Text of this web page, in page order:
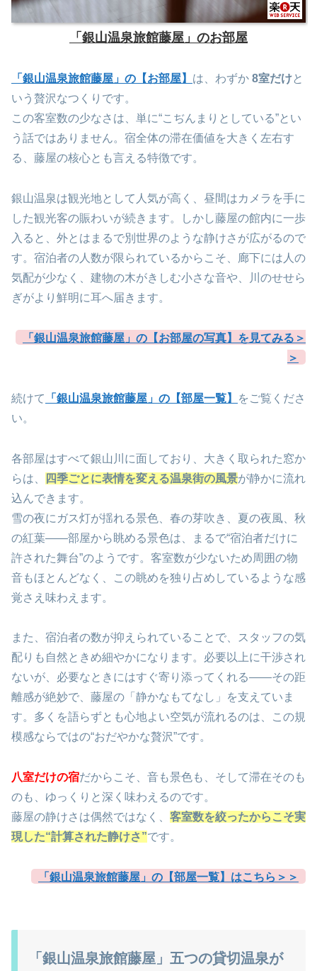
「銀山温泉旅館藤屋」のお部屋
「銀山温泉旅館藤屋」の【お部屋】 は、わずか 8室だけと
いう贅沢なつくりです。
この客室数の少なさは、単に“こぢんまりとしている”とい
う話ではありません。宿全体の滞在価値を大きく左右す
る、藤屋の核心とも言える特徴です。
銀山温泉は観光地として人気が高く、昼間はカメラを手に
した観光客の賑わいが続きます。しかし藤屋の館内に一歩
入ると、外とはまるで別世界のような静けさが広がるので
す。宿泊者の人数が限られているからこそ、廊下には人の
気配が少なく、建物の木がきしむ小さな音や、川のせせら
ぎがより鮮明に耳へ届きます。
「銀山温泉旅館藤屋」の【お部屋の写真】を見てみる＞
＞
続けて 「銀山温泉旅館藤屋」の【部屋一覧】
をご覧くださ
い。
各部屋はすべて銀山川に面しており、大きく取られた窓か
らは、
四季ごとに表情を変える温泉街の風景が静かに流れ
込んできます。
雪の夜にガス灯が揺れる景色、春の芽吹き、夏の夜風、秋
の紅葉――部屋から眺める景色は、まるで“宿泊者だけに
許された舞台”のようです。客室数が少ないため周囲の物
音もほとんどなく、この眺めを独り占めしているような感
覚さえ味わえます。
また、宿泊者の数が抑えられていることで、スタッフの気
配りも自然ときめ細やかになります。必要以上に干渉され
ないが、必要なときにはすぐ寄り添ってくれる――その距
離感が絶妙で、藤屋の「静かなもてなし」を支えていま
す。多くを語らずとも心地よい空気が流れるのは、この規
模感ならではの“おだやかな贅沢”です。
八室だけの宿だからこそ、音も景色も、そして滞在そのも
のも、ゆっくりと深く味わえるのです。
藤屋の静けさは偶然ではなく、 客室数を絞ったからこそ実
現した“計算された静けさ”です。
「銀山温泉旅館藤屋」の【部屋一覧】はこちら＞＞
「銀山温泉旅館藤屋」五つの貸切温泉が